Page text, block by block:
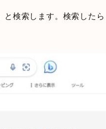
検索します。検索したら